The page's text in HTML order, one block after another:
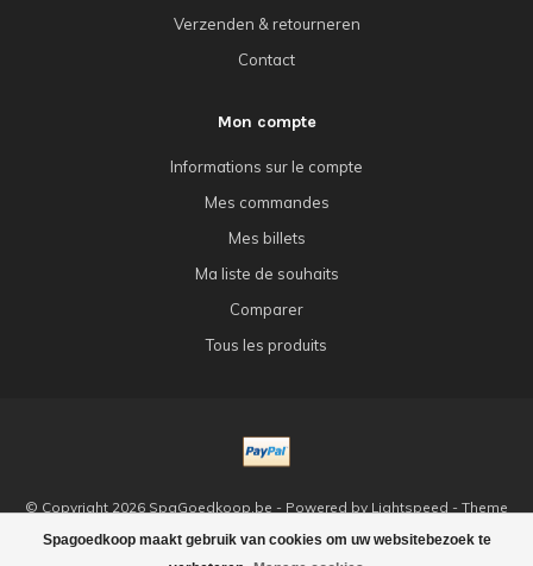
Spagoedkoop maakt gebruik van cookies om uw websitebezoek te
Verzenden & retourneren
Contact
Mon compte
Informations sur le compte
Mes commandes
Mes billets
Ma liste de souhaits
Comparer
Tous les produits
© Copyright 2026 SpaGoedkoop.be - Powered by Lightspeed - Theme
byDyvelopment